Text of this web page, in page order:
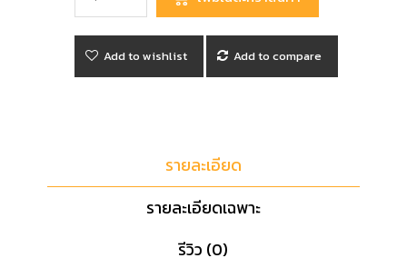
Add to wishlist Add to compare
รายละเอียด
รายละเอียดเฉพาะ
รีวิว (0)